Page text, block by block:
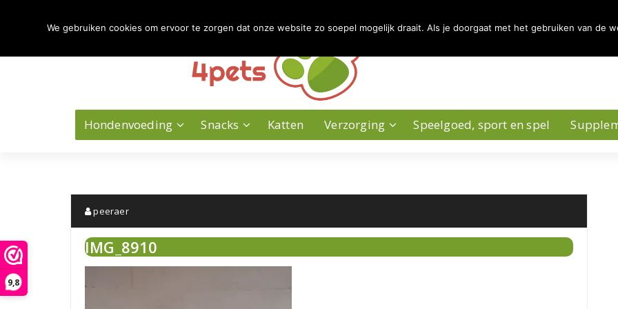
9,8
Hondenvoeding Snacks Katten Verzorging Speelgoed, sport en spel
peeraer
IMG_8910
We gebruiken cookies om ervoor te zorgen dat onze website zo soepel mogelijk draait. Als je doorgaat met het gebruiken van de